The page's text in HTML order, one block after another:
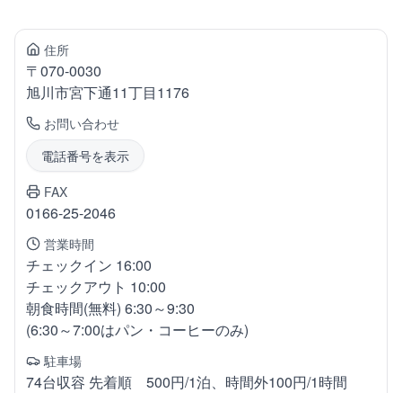
住所
〒070-0030
旭川市宮下通11丁目1176
お問い合わせ
電話番号を表示
FAX
0166-25-2046
営業時間
チェックイン 16:00
チェックアウト 10:00
朝食時間(無料) 6:30～9:30
(6:30～7:00はパン・コーヒーのみ)
駐車場
74台収容 先着順 500円/1泊、時間外100円/1時間